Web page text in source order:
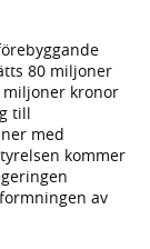
80 miljoner
miljoner kronor
till
med
kommer
av